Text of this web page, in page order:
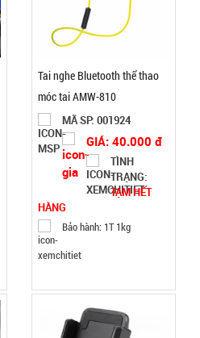
TRONG (
MÃ
000034
GIÁ:
77.000 đ
Bảo
Tai nghe Bluetooth thể thao
móc tai AMW-810
MÃ SP: 001924
GIÁ: 40.000 đ
TÌNH
TRẠNG:
TẠM HẾT
HÀNG
Bảo hành: 1T 1kg